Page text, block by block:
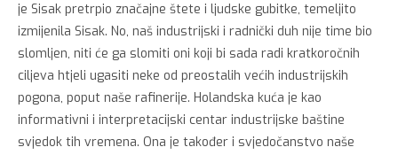
je Sisak pretrpio značajne štete i ljudske gubitke, temeljito
izmijenila Sisak. No, naš industrijski i radnički duh nije time bio
slomljen, niti će ga slomiti oni koji bi sada radi kratkoročnih
ciljeva htjeli ugasiti neke od preostalih većih industrijskih
pogona, poput naše rafinerije. Holandska kuća je kao
informativni i interpretacijski centar industrijske baštine
svjedok tih vremena. Ona je također i svjedočanstvo naše